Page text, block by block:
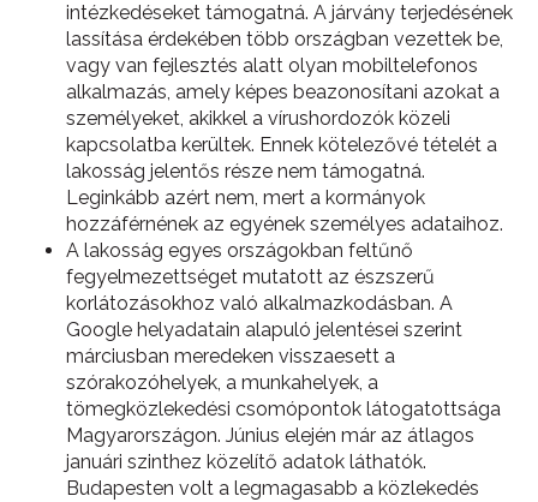
intézkedéseket támogatná. A járvány terjedésének
lassítása érdekében több országban vezettek be,
vagy van fejlesztés alatt olyan mobiltelefonos
alkalmazás, amely képes beazonosítani azokat a
személyeket, akikkel a vírushordozók közeli
kapcsolatba kerültek. Ennek kötelezővé tételét a
lakosság jelentős része nem támogatná.
Leginkább azért nem, mert a kormányok
hozzáférnének az egyének személyes adataihoz.
A lakosság egyes országokban feltűnő
fegyelmezettséget mutatott az észszerű
korlátozásokhoz való alkalmazkodásban. A
Google helyadatain alapuló jelentései szerint
márciusban meredeken visszaesett a
szórakozóhelyek, a munkahelyek, a
tömegközlekedési csomópontok látogatottsága
Magyarországon. Június elején már az átlagos
januári szinthez közelítő adatok láthatók.
Budapesten volt a legmagasabb a közlekedés